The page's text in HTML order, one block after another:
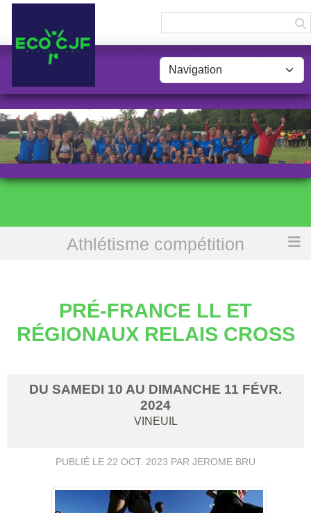
Athlétisme compétition
Pré-France LL et régionaux relais cross
PRÉ-FRANCE LL ET
RÉGIONAUX RELAIS CROSS
DU SAMEDI 10 AU DIMANCHE 11 FÉVR.
2024
VINEUIL
PUBLIÉ LE 22 OCT. 2023 PAR JEROME BRU